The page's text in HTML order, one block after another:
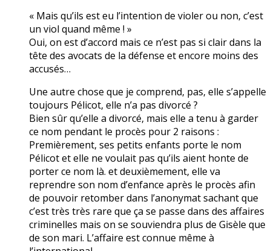
« Mais qu’ils est eu l’intention de violer ou non, c’est
un viol quand même ! »
Oui, on est d’accord mais ce n’est pas si clair dans la
tête des avocats de la défense et encore moins des
accusés…
Une autre chose que je comprend, pas, elle s’appelle
toujours Pélicot, elle n’a pas divorcé ?
Bien sûr qu’elle a divorcé, mais elle a tenu à garder
ce nom pendant le procès pour 2 raisons :
Premièrement, ses petits enfants porte le nom
Pélicot et elle ne voulait pas qu’ils aient honte de
porter ce nom là. et deuxièmement, elle va
reprendre son nom d’enfance après le procès afin
de pouvoir retomber dans l’anonymat sachant que
c’est très très rare que ça se passe dans des affaires
criminelles mais on se souviendra plus de Gisèle que
de son mari. L’affaire est connue même à